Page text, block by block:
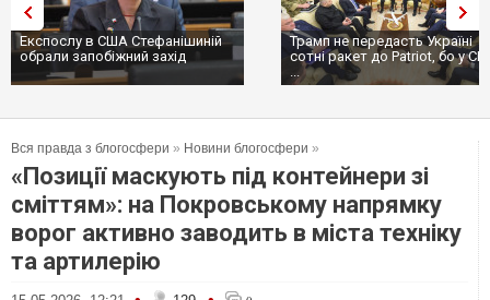
Експослу в США Стефанішиній
обрали запобіжний захід
Трамп не передасть Україні
сотні ракет до Patriot, бо у
...
Вся правда з блогосфери » Новини блогосфери »
«Позиції маскують під контейнери зі
сміттям»: на Покровському напрямку
ворог активно заводить в міста техніку
та артилерію